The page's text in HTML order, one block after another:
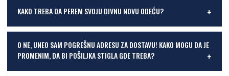
KAKO TREBA DA PEREM SVOJU DIVNU NOVU ODEĆU?
O NE, UNEO SAM POGREŠNU ADRESU ZA DOSTAVU! KAKO MOGU DA JE
PROMENIM, DA BI POŠILJKA STIGLA GDE TREBA?